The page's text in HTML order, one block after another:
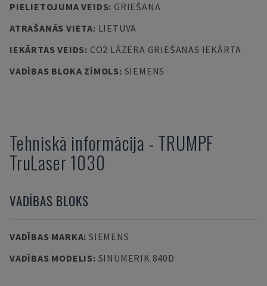
PIELIETOJUMA VEIDS: GRIEŠANA
ATRAŠANĀS VIETA: LIETUVA
IEKĀRTAS VEIDS: CO2 LĀZERA GRIEŠANAS IEKĀRTA
VADĪBAS BLOKA ZĪMOLS: SIEMENS
Tehniskā informācija - TRUMPF
TruLaser 1030
VADĪBAS BLOKS
VADĪBAS MARKA: SIEMENS
VADĪBAS MODELIS: SINUMERIK 840D